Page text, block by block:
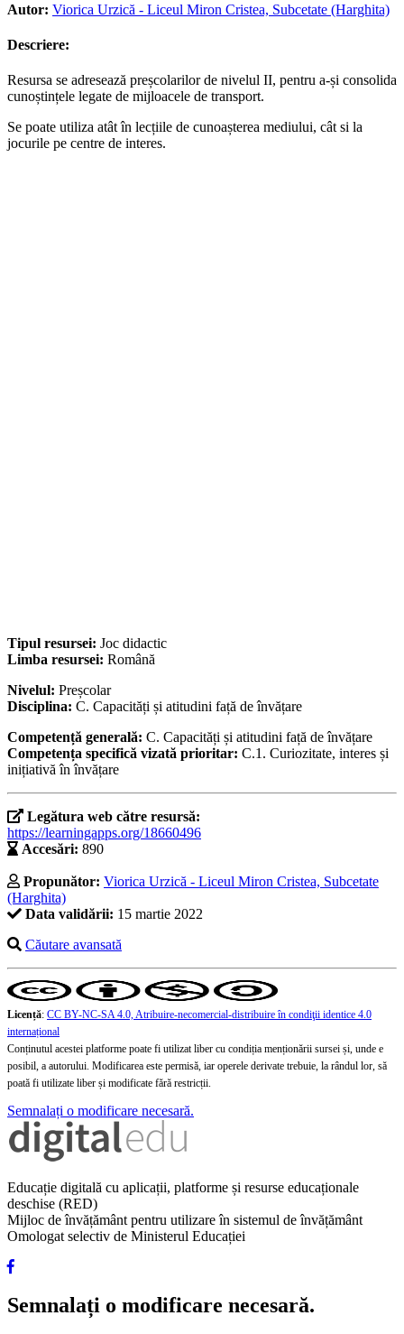
Autor: Viorica Urzică - Liceul Miron Cristea, Subcetate (Harghita)
Descriere:
Resursa se adresează preșcolarilor de nivelul II, pentru a-și consolida
cunoștințele legate de mijloacele de transport.
Se poate utiliza atât în lecțiile de cunoașterea mediului, cât si la
jocurile pe centre de interes.
Tipul resursei: Joc didactic
Limba resursei: Română
Nivelul: Preșcolar
Disciplina: C. Capacități și atitudini față de învățare
Competență generală: C. Capacități și atitudini față de învățare
Competența specifică vizată prioritar: C.1. Curiozitate, interes și
inițiativă în învățare
Legătura web către resursă:
https://learningapps.org/18660496
Accesări: 890
Propunător: Viorica Urzică - Liceul Miron Cristea, Subcetate
(Harghita)
Data validării: 15 martie 2022
Căutare avansată
Licență: CC BY-NC-SA 4.0, Atribuire-necomercial-distribuire în condiţii identice 4.0
internațional
Conținutul acestei platforme poate fi utilizat liber cu condiția menționării sursei și, unde e
posibil, a autorului. Modificarea este permisă, iar operele derivate trebuie, la rândul lor, să
poată fi utilizate liber și modificate fără restricții.
Semnalați o modificare necesară.
Educație digitală cu aplicații, platforme și resurse educaționale
deschise (RED)
Mijloc de învățământ pentru utilizare în sistemul de învățământ
Omologat selectiv de Ministerul Educației
Semnalați o modificare necesară.